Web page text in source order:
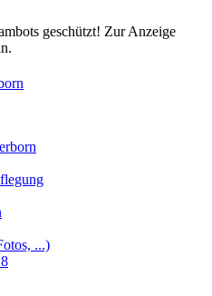
geschützt! Zur Anzeige
...)